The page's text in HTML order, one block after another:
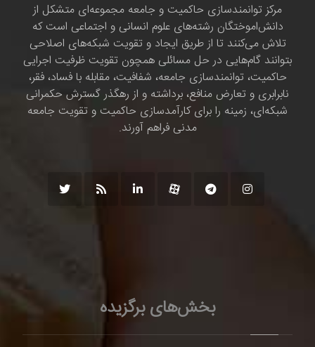
مرکز توانمندسازی حاکمیت و جامعه مجموعه‌ای متشکل از
دانش‌اموختگان رشته‌های علوم انسانی و اجتماعی است که
تلاش می‌کنند تا از طریق ایجاد و تقویت شبکه‌های اصلاحی
بتوانند گام‌هایی در حل مسائلی همچون تقویت ظرفیت اجرایی
حاکمیت، توانمندسازی جامعه، شفافیت، مقابله با فساد، فقر،
نابرابری و تعارض منافع، برداشته و از رهگذر گسترش حکمرانی
شبکه‌ای، زمینه را برای کارآمدسازی حاکمیت و تقویت جامعه
مدنی فراهم آورند.
بخش‌های برگزیده